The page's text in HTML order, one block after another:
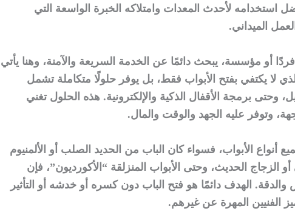
استخدامه لأحدث المعدات وامتلاكه الخبرة الواسعة التي
الميداني.
أو مؤسسة، يبحث دائمًا عن الخدمة السريعة والآمنة، وهنا يأتي
لا يكتفي بفتح الأبواب فقط، بل يوفر حلولًا متكاملة تشمل
وحتى برمجة الأقفال الذكية والإلكترونية. هذه الحلول تغني
وتوفر عليه الجهد والوقت والمال.
الأبواب، فسواء كان الباب من الحديد الصلب أو الألمنيوم
الحديث، وحتى الأبواب المنزلقة “الأكورديون”، فإن
الهدف دائمًا هو فتح الباب دون كسره أو خدشه أو التأثير
الفنيين المهرة عن غيرهم.